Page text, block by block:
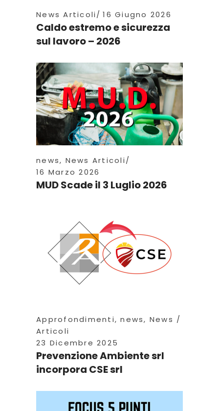
News Articoli 16 Giugno 2026
Caldo estremo e sicurezza
sul lavoro – 2026
news, News Articoli
16 Marzo 2026
MUD Scade il 3 Luglio 2026
Approfondimenti,news, News
Articoli
23 Dicembre 2025
Prevenzione Ambiente srl
incorpora CSE srl